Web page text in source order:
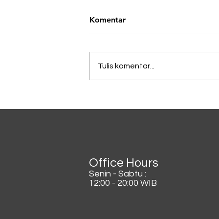
Dicampur Irisan Daun
Komentar
Tulis komentar...
Office Hours
Senin - Sabtu :
12:00 - 20:00 WIB